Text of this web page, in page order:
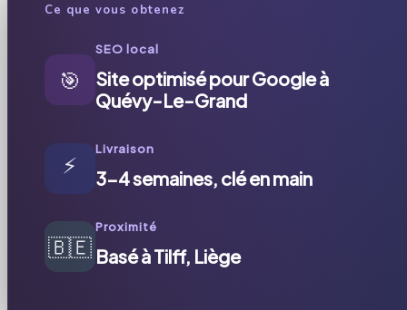
Ce que vous obtenez
🎯
SEO local
Site optimisé pour Google à
Quévy-Le-Grand
⚡
Livraison
3-4 semaines, clé en main
🇧🇪
Proximité
Basé à Tilff, Liège